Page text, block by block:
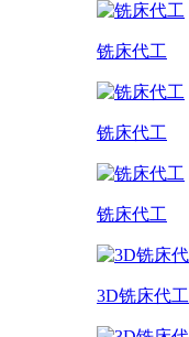
铣床代工
铣床代工
铣床代工
3D铣床代工